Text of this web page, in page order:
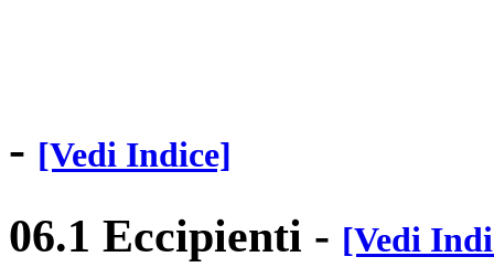
- [Vedi Indice]
06.1 Eccipienti - [Vedi